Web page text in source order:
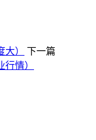
）
下一篇
情）